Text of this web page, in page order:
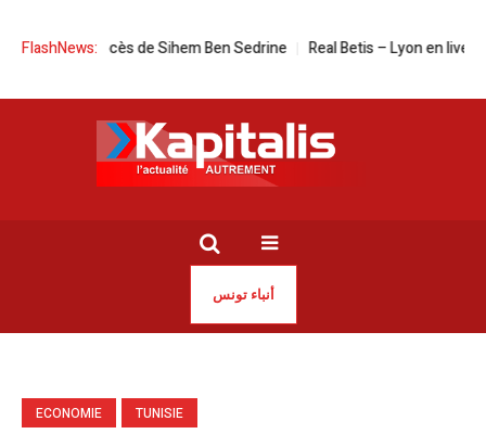
FlashNews:
du procès de Sihem Ben Sedrine Real Betis – Lyon en live
أنباء تونس
ECONOMIE TUNISIE